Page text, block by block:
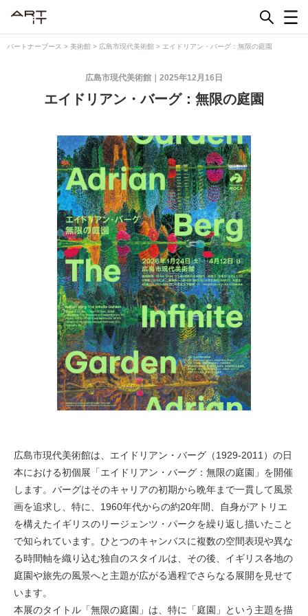
パートナーブース > 美術館 > 広島市現代美術館 > エイドリアン・バーグ：無限の庭園
2025年12月16日
広島市現代美術館
エイドリアン・バーグ：無限の庭園
広島市現代美術館は、エイドリアン・バーグ（1929-2011）の日
本における初個展「エイドリアン・バーグ：無限の庭園」を開催
します。バーグはそのキャリアの初期から晩年まで一貫して風景
画を追求し、特に、1960年代からの約20年間、自身がアトリエ
を構えたイギリスのリージェンツ・パークを繰り返し描いたこと
で知られています。ひとつのキャンバスに複数の空間表現や異な
る時間軸を織り込む独自のスタイルは、その後、イギリス各地の
庭園や旅先の風景へと主題が広がる過程でさらなる展開を見せて
います。
本展のタイトル「無限の庭園」は、特に「庭園」という主題を描